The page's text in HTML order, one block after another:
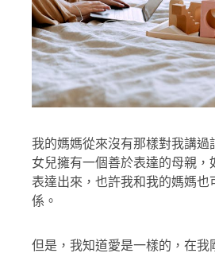
我的媽媽從來沒有那樣對我講過
女兒擁有一個善於表達的母親，
表達出來，也許我和我的媽媽也
係。
但是，我知道愛是一樣的，在我